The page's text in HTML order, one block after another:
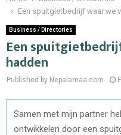
Een spuitgietbedrijf waar we
Business / Directories
Een
hadden
Published by Nepalamaa.com
Samen met mijn partner
ontwikkelen door een